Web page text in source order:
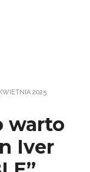
2025
warto
Iver